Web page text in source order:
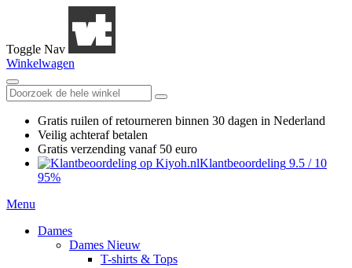
Toggle Nav
Winkelwagen
Gratis ruilen of retourneren binnen 30 dagen in Nederland
Veilig achteraf betalen
Gratis verzending vanaf 50 euro
Klantbeoordeling 9.5 / 10
95%
Menu
Dames
Dames Nieuw
T-shirts & Tops